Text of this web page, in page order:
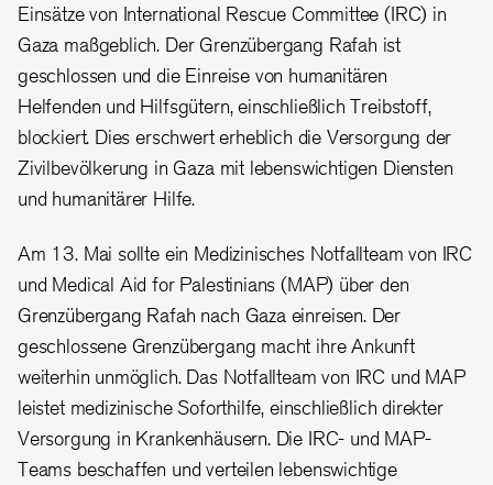
Einsätze von International Rescue Committee (IRC) in
Gaza maßgeblich. Der Grenzübergang Rafah ist
geschlossen und die Einreise von humanitären
Helfenden und Hilfsgütern, einschließlich Treibstoff,
blockiert. Dies erschwert erheblich die Versorgung der
Zivilbevölkerung in Gaza mit lebenswichtigen Diensten
und humanitärer Hilfe.
Am 13. Mai sollte ein Medizinisches Notfallteam von IRC
und Medical Aid for Palestinians (MAP) über den
Grenzübergang Rafah nach Gaza einreisen. Der
geschlossene Grenzübergang macht ihre Ankunft
weiterhin unmöglich. Das Notfallteam von IRC und MAP
leistet medizinische Soforthilfe, einschließlich direkter
Versorgung in Krankenhäusern. Die IRC- und MAP-
Teams beschaffen und verteilen lebenswichtige